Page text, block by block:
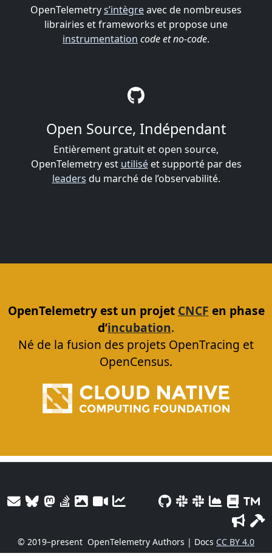
OpenTelemetrys’intègreavec de nombreuses
librairies et frameworks et propose une
instrumentation code et no-code.
Open Source, Indépendant
Entièrement gratuit et open source,
OpenTelemetry est utiliséet supporté par des
leaders du marché de l’observabilité.
OpenTelemetry est un projet CNCF en phase
d’incubation.
Né de la fusion des projets OpenTracing et
OpenCensus.
© 2019–present OpenTelemetry Authors | Docs CC BY 4.0